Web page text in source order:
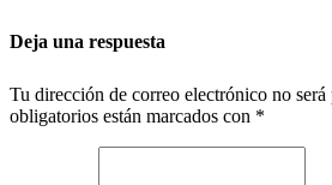
Deja una respuesta
Tu dirección de correo electrónico no será
obligatorios están marcados con *